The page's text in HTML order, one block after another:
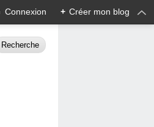
Connexion + Créer mon blog